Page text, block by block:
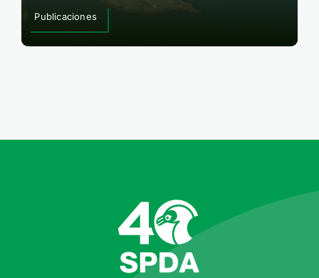
Publicaciones